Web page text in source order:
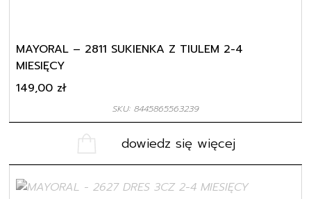
MAYORAL – 2811 SUKIENKA Z TIULEM 2-4
MIESIĘCY
SKU: 8445865563239
149,00 zł
dowiedz się więcej